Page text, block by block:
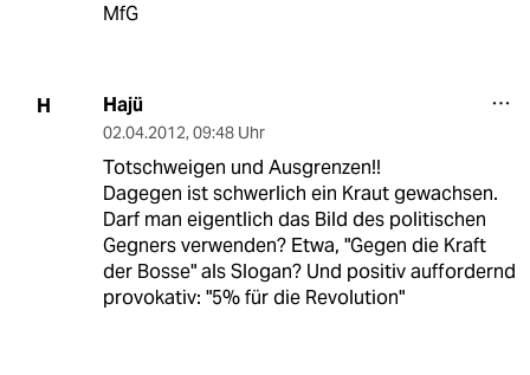
MfG
H Hajü
02.04.2012, 09:48 Uhr
Totschweigen und Ausgrenzen!!
Dagegen ist schwerlich ein Kraut gewachsen.
Darf man eigentlich das Bild des politischen
Gegners verwenden? Etwa, "Gegen die Kraft
der Bosse" als Slogan? Und positiv auffordernd
provokativ: "5% für die Revolution"